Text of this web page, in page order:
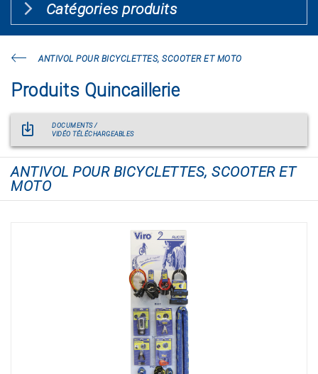
Catégories produits
ANTIVOL POUR BICYCLETTES, SCOOTER ET MOTO
Produits Quincaillerie
DOCUMENTS /
VIDÉO TÉLÉCHARGEABLES
ANTIVOL POUR BICYCLETTES, SCOOTER ET
MOTO